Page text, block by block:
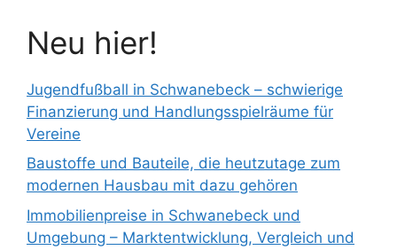
Neu hier!
Jugendfußball in Schwanebeck – schwierige
Finanzierung und Handlungsspielräume für
Vereine
Baustoffe und Bauteile, die heutzutage zum
modernen Hausbau mit dazu gehören
Immobilienpreise in Schwanebeck und
Umgebung – Marktentwicklung, Vergleich und